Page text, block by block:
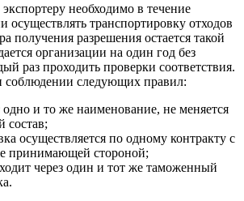
экспортеру необходимо в течение
осуществлять транспортировку отходов
получения разрешения остается такой
организации на один год без
раз проходить проверки соответствия.
соблюдении следующих правил:
и то же наименование, не меняется
состав;
осуществляется по одному контракту с
принимающей стороной;
через один и тот же таможенный